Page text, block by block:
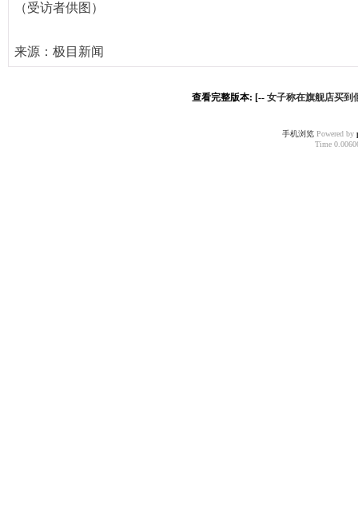
（受访者供图）
来源：极目新闻
查看完整版本: [-- 女子称在旗舰店买到
手机浏览Powered by
Time